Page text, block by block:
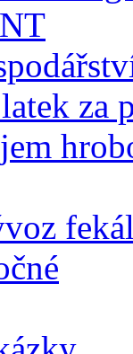
za